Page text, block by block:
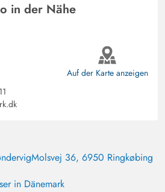
in der Nähe
Auf der Karte anzeigen
Molsvej 36, 6950 Ringkøbing
in Dänemark